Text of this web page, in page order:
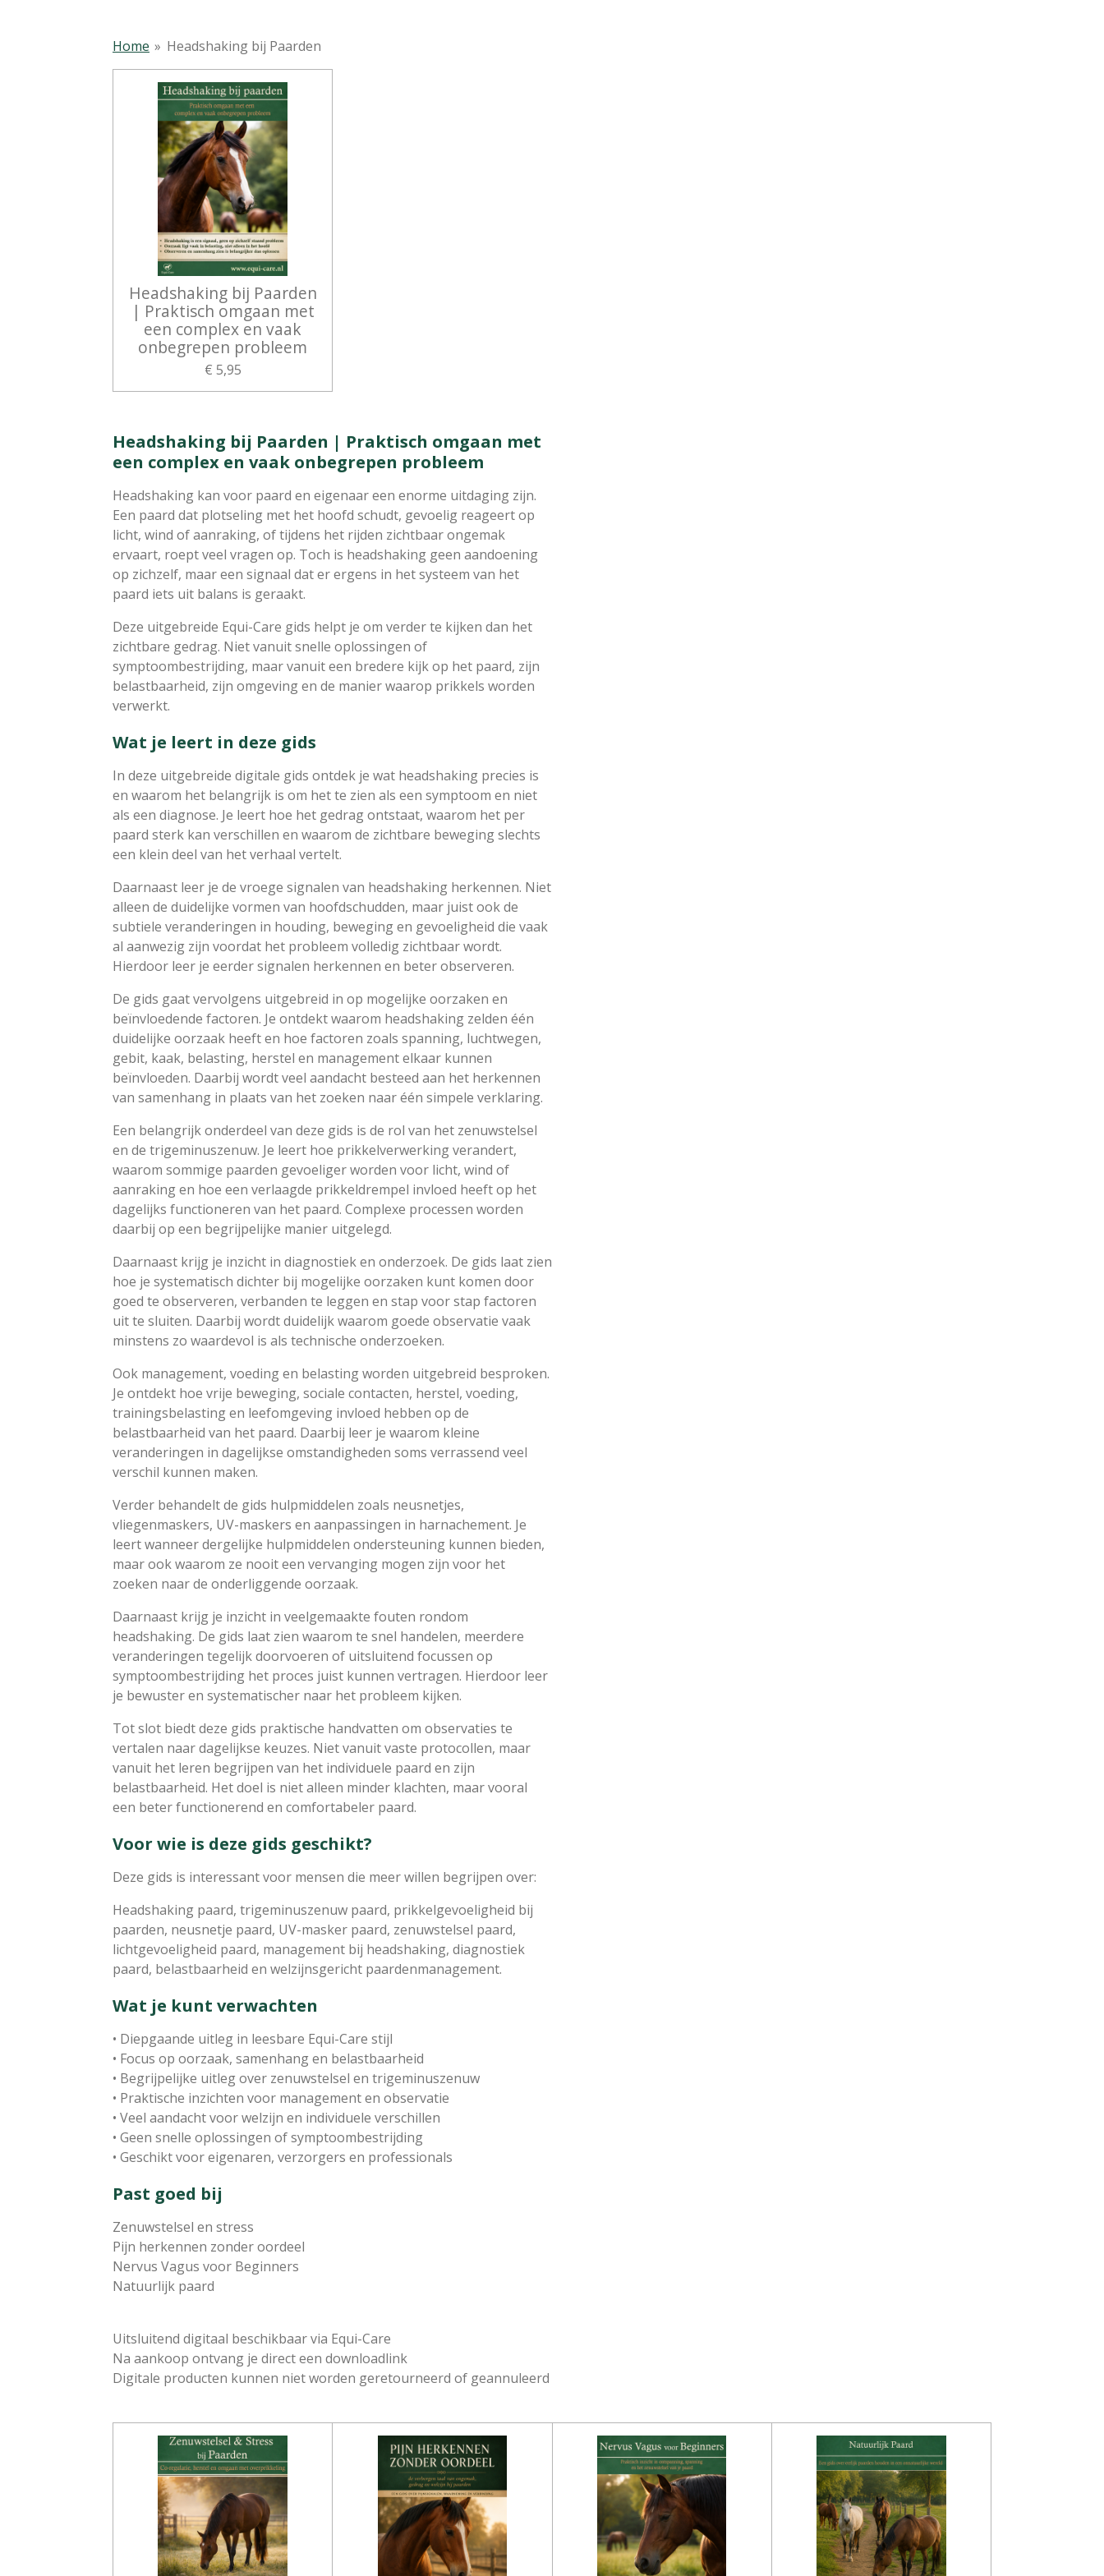
Home » Headshaking bij Paarden
Headshaking bij Paarden
| Praktisch omgaan met
een complex en vaak
onbegrepen probleem
€ 5,95
Headshaking bij Paarden | Praktisch omgaan met
een complex en vaak onbegrepen probleem
Headshaking kan voor paard en eigenaar een enorme uitdaging zijn.
Een paard dat plotseling met het hoofd schudt, gevoelig reageert op
licht, wind of aanraking, of tijdens het rijden zichtbaar ongemak
ervaart, roept veel vragen op. Toch is headshaking geen aandoening
op zichzelf, maar een signaal dat er ergens in het systeem van het
paard iets uit balans is geraakt.
Deze uitgebreide Equi-Care gids helpt je om verder te kijken dan het
zichtbare gedrag. Niet vanuit snelle oplossingen of
symptoombestrijding, maar vanuit een bredere kijk op het paard, zijn
belastbaarheid, zijn omgeving en de manier waarop prikkels worden
verwerkt.
Wat je leert in deze gids
In deze uitgebreide digitale gids ontdek je wat headshaking precies is
en waarom het belangrijk is om het te zien als een symptoom en niet
als een diagnose. Je leert hoe het gedrag ontstaat, waarom het per
paard sterk kan verschillen en waarom de zichtbare beweging slechts
een klein deel van het verhaal vertelt.
Daarnaast leer je de vroege signalen van headshaking herkennen. Niet
alleen de duidelijke vormen van hoofdschudden, maar juist ook de
subtiele veranderingen in houding, beweging en gevoeligheid die vaak
al aanwezig zijn voordat het probleem volledig zichtbaar wordt.
Hierdoor leer je eerder signalen herkennen en beter observeren.
De gids gaat vervolgens uitgebreid in op mogelijke oorzaken en
beïnvloedende factoren. Je ontdekt waarom headshaking zelden één
duidelijke oorzaak heeft en hoe factoren zoals spanning, luchtwegen,
gebit, kaak, belasting, herstel en management elkaar kunnen
beïnvloeden. Daarbij wordt veel aandacht besteed aan het herkennen
van samenhang in plaats van het zoeken naar één simpele verklaring.
Een belangrijk onderdeel van deze gids is de rol van het zenuwstelsel
en de trigeminuszenuw. Je leert hoe prikkelverwerking verandert,
waarom sommige paarden gevoeliger worden voor licht, wind of
aanraking en hoe een verlaagde prikkeldrempel invloed heeft op het
dagelijks functioneren van het paard. Complexe processen worden
daarbij op een begrijpelijke manier uitgelegd.
Daarnaast krijg je inzicht in diagnostiek en onderzoek. De gids laat zien
hoe je systematisch dichter bij mogelijke oorzaken kunt komen door
goed te observeren, verbanden te leggen en stap voor stap factoren
uit te sluiten. Daarbij wordt duidelijk waarom goede observatie vaak
minstens zo waardevol is als technische onderzoeken.
Ook management, voeding en belasting worden uitgebreid besproken.
Je ontdekt hoe vrije beweging, sociale contacten, herstel, voeding,
trainingsbelasting en leefomgeving invloed hebben op de
belastbaarheid van het paard. Daarbij leer je waarom kleine
veranderingen in dagelijkse omstandigheden soms verrassend veel
verschil kunnen maken.
Verder behandelt de gids hulpmiddelen zoals neusnetjes,
vliegenmaskers, UV-maskers en aanpassingen in harnachement. Je
leert wanneer dergelijke hulpmiddelen ondersteuning kunnen bieden,
maar ook waarom ze nooit een vervanging mogen zijn voor het
zoeken naar de onderliggende oorzaak.
Daarnaast krijg je inzicht in veelgemaakte fouten rondom
headshaking. De gids laat zien waarom te snel handelen, meerdere
veranderingen tegelijk doorvoeren of uitsluitend focussen op
symptoombestrijding het proces juist kunnen vertragen. Hierdoor leer
je bewuster en systematischer naar het probleem kijken.
Tot slot biedt deze gids praktische handvatten om observaties te
vertalen naar dagelijkse keuzes. Niet vanuit vaste protocollen, maar
vanuit het leren begrijpen van het individuele paard en zijn
belastbaarheid. Het doel is niet alleen minder klachten, maar vooral
een beter functionerend en comfortabeler paard.
Voor wie is deze gids geschikt?
Deze gids is interessant voor mensen die meer willen begrijpen over:
Headshaking paard, trigeminuszenuw paard, prikkelgevoeligheid bij
paarden, neusnetje paard, UV-masker paard, zenuwstelsel paard,
lichtgevoeligheid paard, management bij headshaking, diagnostiek
paard, belastbaarheid en welzijnsgericht paardenmanagement.
Wat je kunt verwachten
• Diepgaande uitleg in leesbare Equi-Care stijl
• Focus op oorzaak, samenhang en belastbaarheid
• Begrijpelijke uitleg over zenuwstelsel en trigeminuszenuw
• Praktische inzichten voor management en observatie
• Veel aandacht voor welzijn en individuele verschillen
• Geen snelle oplossingen of symptoombestrijding
• Geschikt voor eigenaren, verzorgers en professionals
Past goed bij
Zenuwstelsel en stress
Pijn herkennen zonder oordeel
Nervus Vagus voor Beginners
Natuurlijk paard
Uitsluitend digitaal beschikbaar via Equi-Care
Na aankoop ontvang je direct een downloadlink
Digitale producten kunnen niet worden geretourneerd of geannuleerd